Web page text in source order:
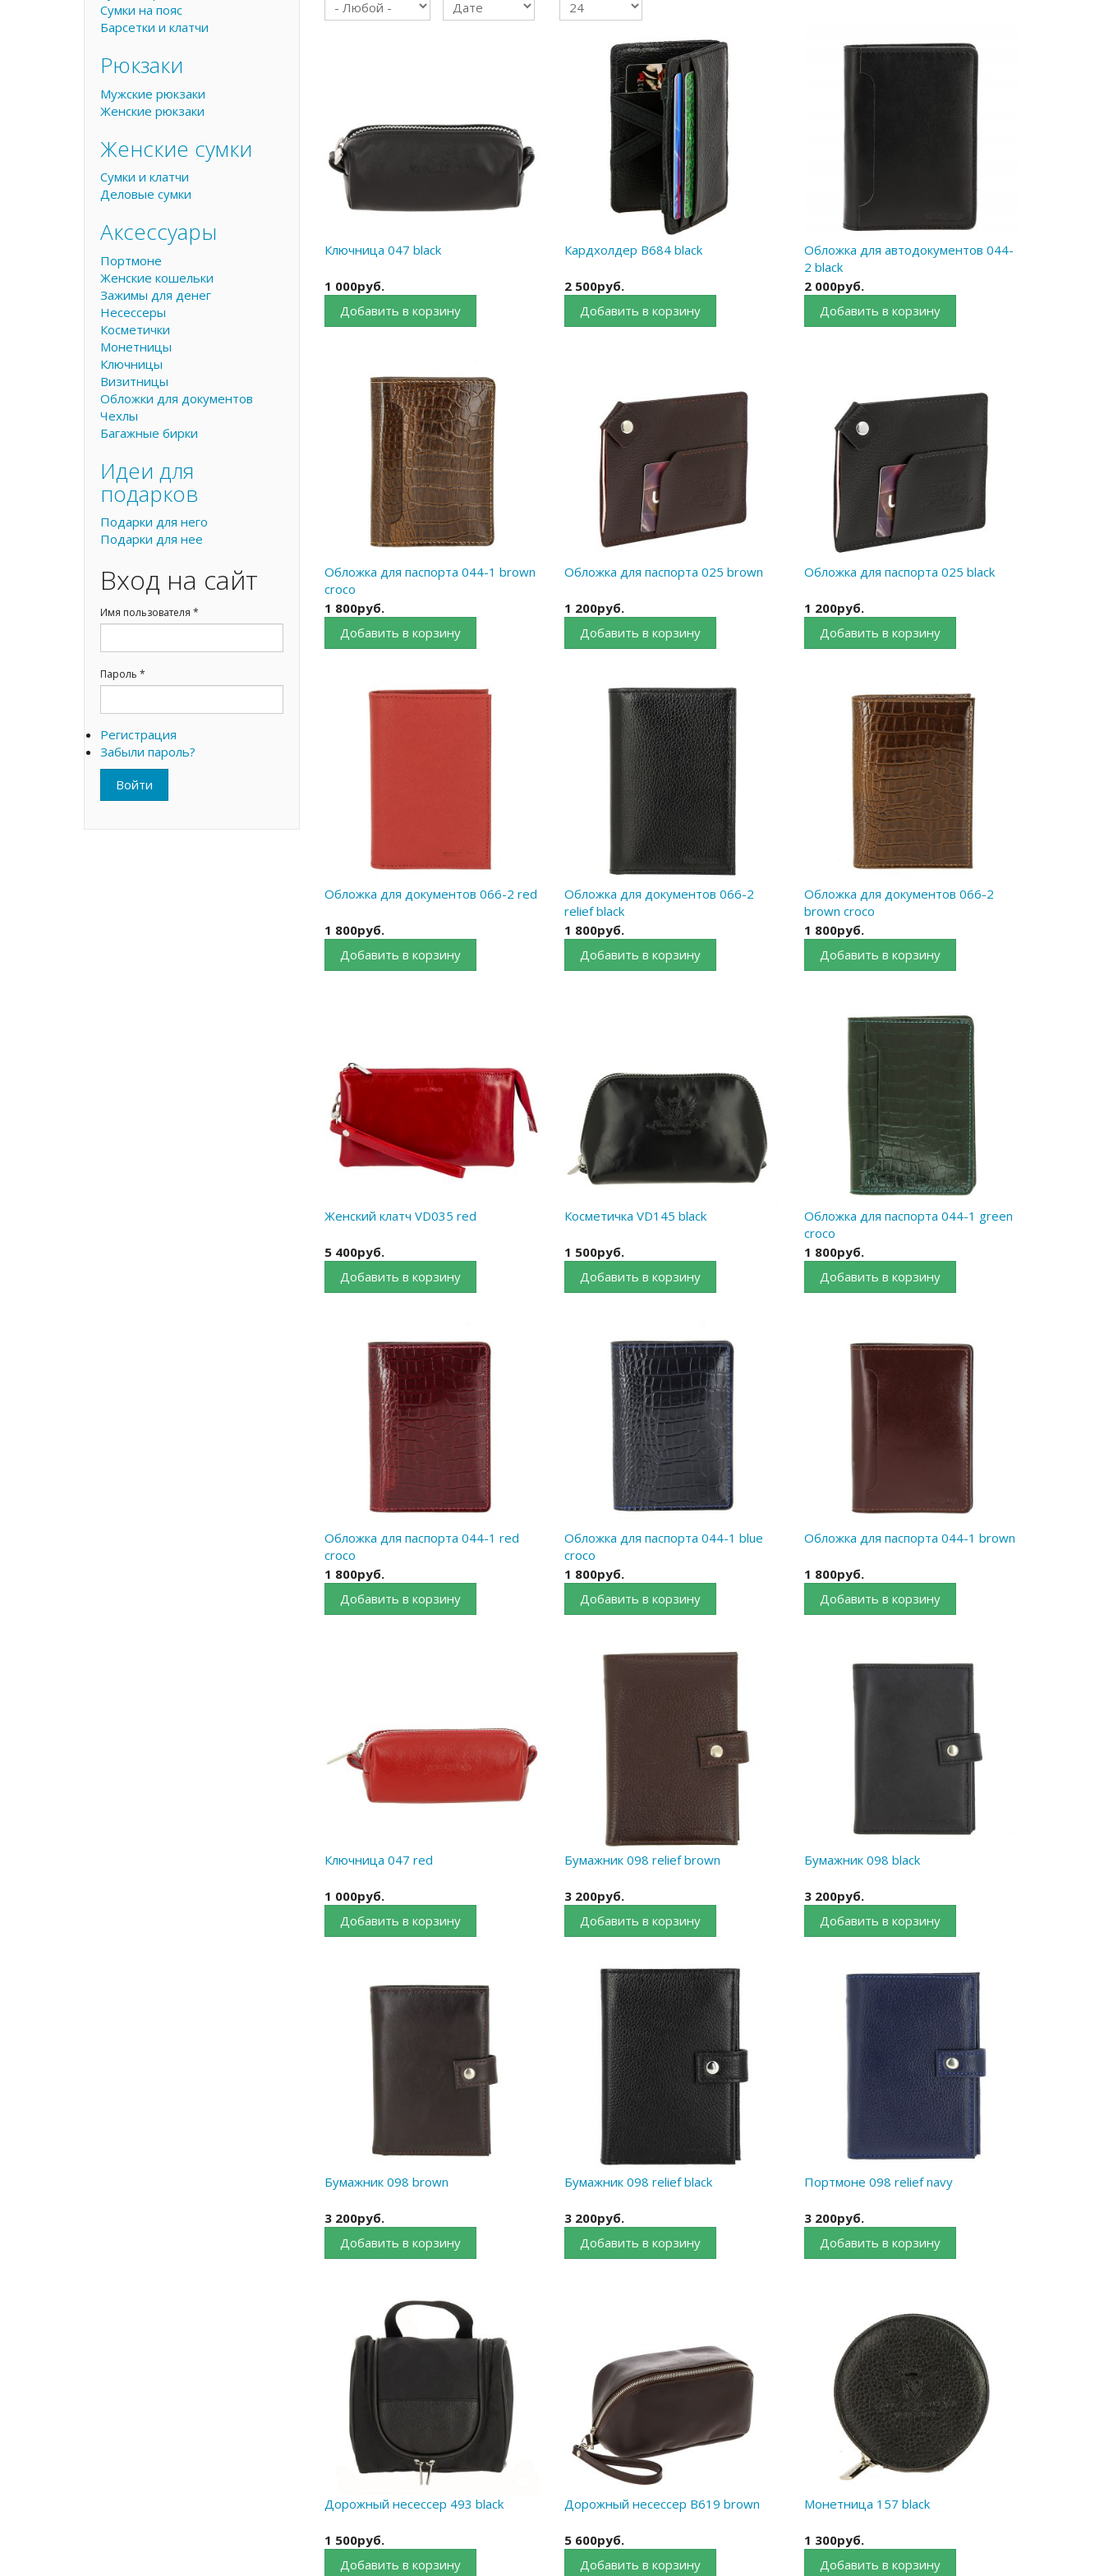
Ключница 047 black
1 000руб.
Добавить в корзину
Кардхолдер B684 black
2 500руб.
Добавить в корзину
Обложка для автодокументов 044-
2 black
2 000руб.
Добавить в корзину
Обложка для паспорта 044-1 brown
croco
1 800руб.
Добавить в корзину
Обложка для паспорта 025 brown
1 200руб.
Добавить в корзину
Обложка для паспорта 025 black
1 200руб.
Добавить в корзину
Обложка для документов 066-2 red
1 800руб.
Добавить в корзину
Обложка для документов 066-2
relief black
1 800руб.
Добавить в корзину
Обложка для документов 066-2
brown croco
1 800руб.
Добавить в корзину
Женский клатч VD035 red
5 400руб.
Добавить в корзину
Косметичка VD145 black
1 500руб.
Добавить в корзину
Обложка для паспорта 044-1 green
croco
1 800руб.
Добавить в корзину
Обложка для паспорта 044-1 red
croco
1 800руб.
Добавить в корзину
Обложка для паспорта 044-1 blue
croco
1 800руб.
Добавить в корзину
Обложка для паспорта 044-1 brown
1 800руб.
Добавить в корзину
Ключница 047 red
1 000руб.
Добавить в корзину
Бумажник 098 relief brown
3 200руб.
Добавить в корзину
Бумажник 098 black
3 200руб.
Добавить в корзину
Бумажник 098 brown
3 200руб.
Добавить в корзину
Бумажник 098 relief black
3 200руб.
Добавить в корзину
Портмоне 098 relief navy
3 200руб.
Добавить в корзину
Дорожный несессер 493 black
1 500руб.
Добавить в корзину
Дорожный несессер B619 brown
5 600руб.
Добавить в корзину
Монетница 157 black
1 300руб.
Добавить в корзину
Сумки на пояс
Барсетки и клатчи
Рюкзаки
Мужские рюкзаки
Женские рюкзаки
Женские сумки
Сумки и клатчи
Деловые сумки
Аксессуары
Портмоне
Женские кошельки
Зажимы для денег
Несессеры
Косметички
Монетницы
Ключницы
Визитницы
Обложки для документов
Чехлы
Багажные бирки
Идеи для
подарков
Подарки для него
Подарки для нее
Вход на сайт
Имя пользователя *
Пароль *
Регистрация
Забыли пароль?
Войти